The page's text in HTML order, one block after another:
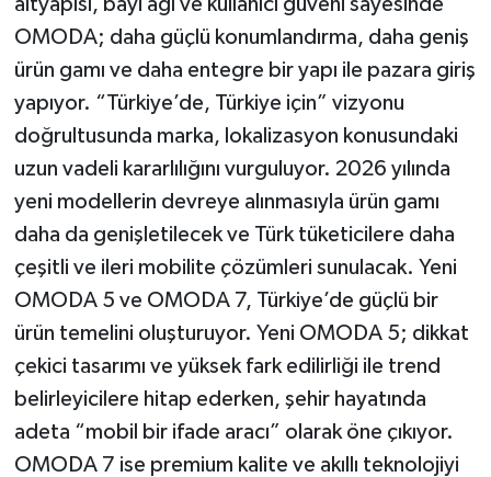
OMODA; daha güçlü konumlandırma, daha geniş
ürün gamı ve daha entegre bir yapı ile pazara giriş
yapıyor. “Türkiye’de, Türkiye için” vizyonu
doğrultusunda marka, lokalizasyon konusundaki
uzun vadeli kararlılığını vurguluyor. 2026 yılında
yeni modellerin devreye alınmasıyla ürün gamı
daha da genişletilecek ve Türk tüketicilere daha
çeşitli ve ileri mobilite çözümleri sunulacak. Yeni
OMODA 5 ve OMODA 7, Türkiye’de güçlü bir
ürün temelini oluşturuyor. Yeni OMODA 5; dikkat
çekici tasarımı ve yüksek fark edilirliği ile trend
belirleyicilere hitap ederken, şehir hayatında
adeta “mobil bir ifade aracı” olarak öne çıkıyor.
OMODA 7 ise premium kalite ve akıllı teknolojiyi